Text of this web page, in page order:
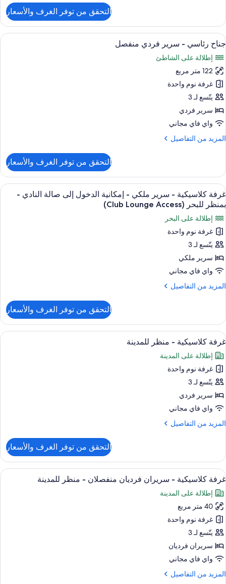
غرفة
كلوب
التحقق من توفر الغرف والأسعار
استعراض
جميع
صور
جناح
رئاسي
-
سرير
فردي
منفصل
16
جناح رئاسي - سرير فردي منفصل
إطلالة على الشاطئ
122 متر مربع
غرفة نوم واحدة
يتّسع لـ 3
سرير فردي
واي فاي مجاني
المزيد من التفاصيل
المزيد
جناح
رئاسي
-
سرير
فردي
منفصل
التحقق من توفر الغرف والأسعار
استعراض
جميع
صور
غرفة
كلاسيكية
-
سرير
ملكي
-
إمكانية
إلى
صالة
النادي
-
بمنظر
للبحر
(Club
Lounge
Access)
أغطية فراش متميزة وألحفة محشوة
21
غرفة كلاسيكية - سرير ملكي - إمكانية الدخول إلى صالة النادي -
بمنظر للبحر (Club Lounge Access)
إطلالة على البحر
غرفة نوم واحدة
يتّسع لـ 3
سرير ملكي
واي فاي مجاني
المزيد من التفاصيل
المزيد
غرفة
كلاسيكية
-
سرير
ملكي
إمكانية
الدخول
إلى
صالة
النادي
-
بمنظر
Lounge
Access)
التحقق من توفر الغرف والأسعار
استعراض
جميع
صور
غرفة
كلاسيكية
-
منظر
للمدينة
أغطية فراش متميزة وألحفة محشوة
16
غرفة كلاسيكية - منظر للمدينة
إطلالة على المدينة
غرفة نوم واحدة
يتّسع لـ 3
سرير فردي
واي فاي مجاني
المزيد من التفاصيل
المزيد
غرفة
كلاسيكية
-
منظر
للمدينة
التحقق من توفر الغرف والأسعار
استعراض
جميع
صور
غرفة
كلاسيكية
-
سريران
فرديان
منفصلان
-
أغطية فراش متميزة وألحفة محشوة
20
غرفة كلاسيكية - سريران فرديان منفصلان - منظر للمدينة
إطلالة على المدينة
40 متر مربع
غرفة نوم واحدة
يتّسع لـ 3
سريران فرديان
واي فاي مجاني
المزيد من التفاصيل
المزيد